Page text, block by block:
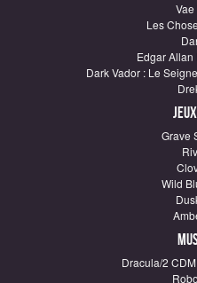
Vae
Les
Edgar Allan
Dark Vador : Le
Grave
Wild
Dracula/2